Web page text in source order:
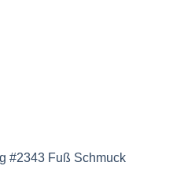
#2343 Fuß Schmuck